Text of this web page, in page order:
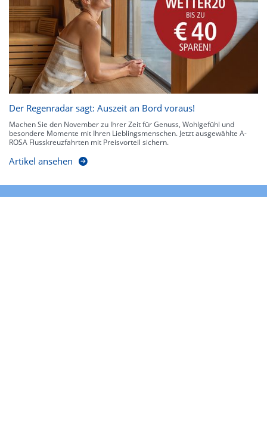
Der Regenradar sagt: Auszeit an Bord voraus!
Machen Sie den November zu Ihrer Zeit für Genuss, Wohlgefühl und
besondere Momente mit Ihren Lieblingsmenschen. Jetzt ausgewählte A-
ROSA Flusskreuzfahrten mit Preisvorteil sichern.
Artikel ansehen